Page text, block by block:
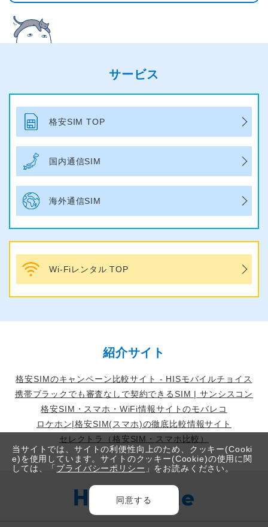
サービス
格安SIM TOP
国内通信SIM
海外通信SIM
Wi-Fiレンタル TOP
紹介サイト
格安SIMのキャンペーン比較サイト - HISモバイルチョイス
携帯ブラックでも審査なしで契約できるSIM | サンシスコン
格安SIM・スマホ・WiFi情報サイトのモバレコ
ロケホン|格安SIM(スマホ)の徹底比較情報サイト
セレクトラ（格安SIM・スマホ比較）
当サイトでは、サイトの利便性向上のため、クッキー(Cooki
e)を使用しています。サイトのクッキー(Cookie)の使用に関
しては、「 プライバシーポリシー 」をお読みください。
同意する